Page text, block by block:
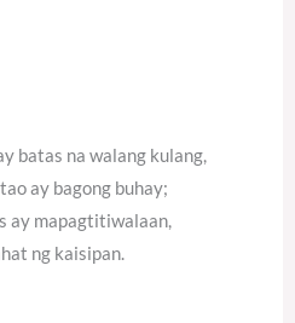
batas na walang kulang,
ay bagong buhay;
ay mapagtitiwalaan,
ng kaisipan.